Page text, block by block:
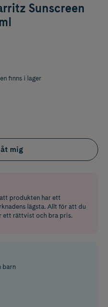
Sunscreen
finns i lager
mig
produkten har ett
lägsta. Allt för att du
ett rättvist och bra pris.
barn